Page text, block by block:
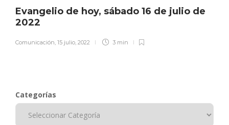
Evangelio de hoy, sábado 16 de julio de
2022
Comunicación, 15 julio, 2022 3 min
Categorías